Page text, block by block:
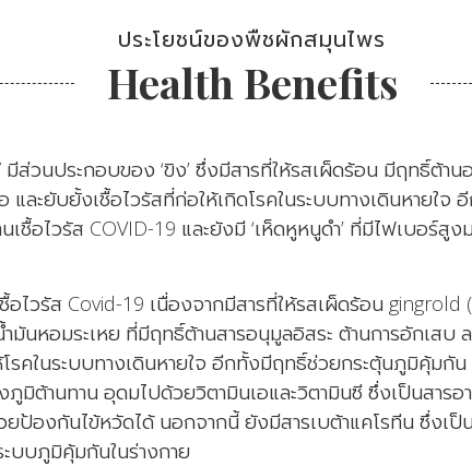
ประโยชน์ของพืชผักสมุนไพร
Health Benefits
มีส่วนประกอบของ ‘ขิง’ ซึ่งมีสารที่ให้รสเผ็ดร้อน มีฤทธิ์ต้าน
และยับยั้งเชื้อไวรัสที่ก่อให้เกิดโรคในระบบทางเดินหายใจ
ชื้อไวรัส COVID-19 และยังมี ‘เห็ดหูหนูดำ’ ที่มีไฟเบอร์สูง
ชื้อไวรัส Covid-19 เนื่องจากมีสารที่ให้รสเผ็ดร้อน gingrold
มันหอมระเหย ที่มีฤทธิ์ต้านสารอนุมูลอิสระ ต้านการอักเสบ
โรคในระบบทางเดินหายใจ อีกทั้งมีฤทธิ์ช่วยกระตุ้นภูมิคุ้มกัน
งภูมิต้านทาน อุดมไปด้วยวิตามินเอและวิตามินซี ซึ่งเป็นสาร
ป้องกันไข้หวัดได้ นอกจากนี้ ยังมีสารเบต้าแคโรทีน ซึ่งเป็
บบภูมิคุ้มกันในร่างกาย